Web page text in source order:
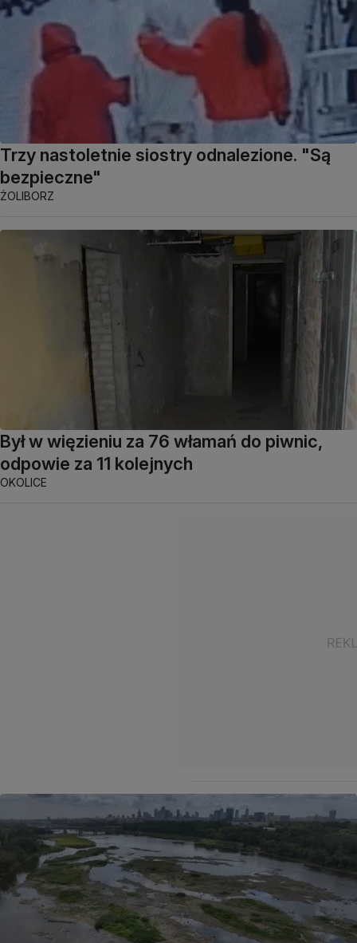
Trzy nastoletnie siostry odnalezione. "Są
bezpieczne"
ŻOLIBORZ
Był w więzieniu za 76 włamań do piwnic,
odpowie za 11 kolejnych
OKOLICE